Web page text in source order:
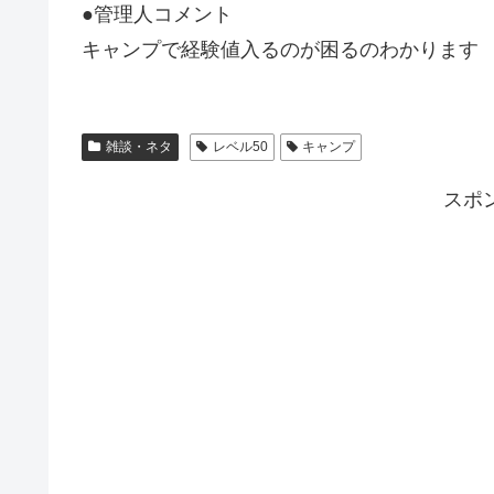
●管理人コメント
キャンプで経験値入るのが困るのわかります
雑談・ネタ レベル50 キャンプ
スポ